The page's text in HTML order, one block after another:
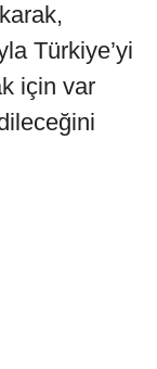
Türkiye’yi
için var